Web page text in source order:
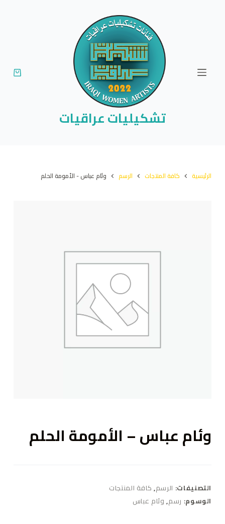
تشكيليات عراقيات
الرئيسية كافة المنتجات الرسم وئام عباس - الأمومة الحلم
وئام عباس – الأمومة الحلم
التصنيفات: الرسم, كافة المنتجات
الوسوم: رسم, وئام عباس